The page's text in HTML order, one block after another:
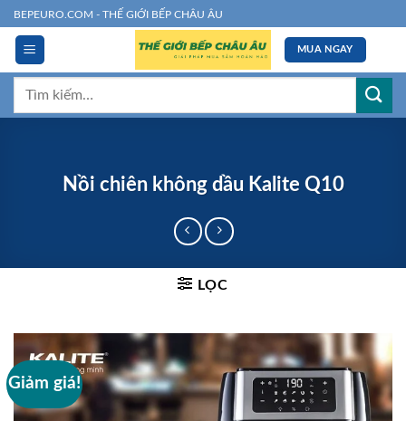
Chuyển
đến
dung
BEPEURO.COM - THẾ GIỚI BẾP CHÂU ÂU
MUA NGAY
Tìm
Nồi chiên không dầu Kalite Q10
LỌC
Giảm giá!